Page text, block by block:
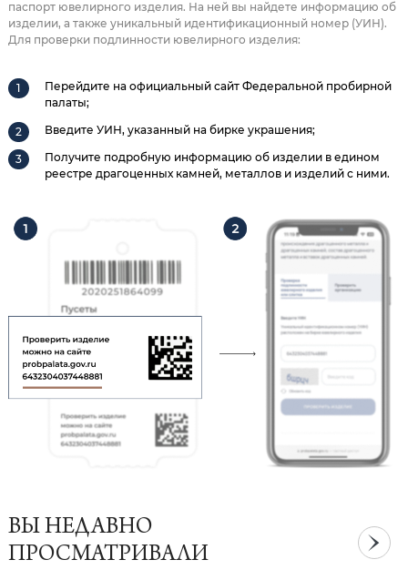
паспорт ювелирного изделия. На ней вы найдете информацию об
изделии, а также уникальный идентификационный номер (УИН).
Для проверки подлинности ювелирного изделия:
Перейдите на официальный сайт Федеральной пробирной
палаты;
Введите УИН, указанный на бирке украшения;
Получите подробную информацию об изделии в едином
реестре драгоценных камней, металлов и изделий с ними.
ВЫ НЕДАВНО
ПРОСМАТРИВАЛИ